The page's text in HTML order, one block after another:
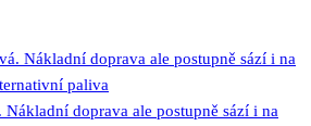
Nákladní doprava ale postupně sází i na